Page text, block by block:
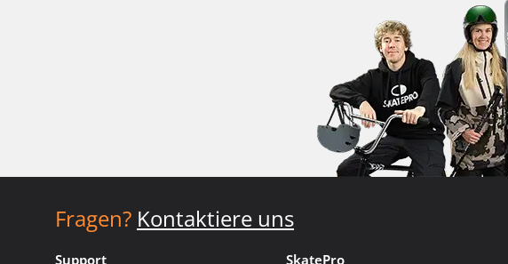
Fragen? Kontaktiere uns
Support SkatePro